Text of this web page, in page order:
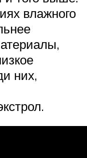
влажного
них,